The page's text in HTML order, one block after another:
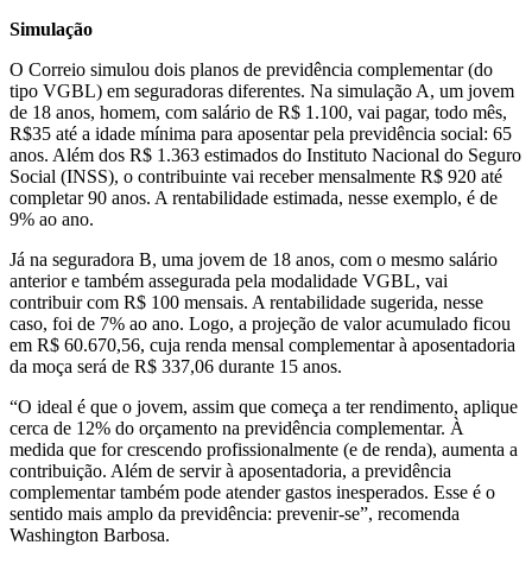
Simulação
O Correio simulou dois planos de previdência complementar (do
tipo VGBL) em seguradoras diferentes. Na simulação A, um jovem
de 18 anos, homem, com salário de R$ 1.100, vai pagar, todo mês,
R$35 até a idade mínima para aposentar pela previdência social: 65
anos. Além dos R$ 1.363 estimados do Instituto Nacional do Seguro
Social (INSS), o contribuinte vai receber mensalmente R$ 920 até
completar 90 anos. A rentabilidade estimada, nesse exemplo, é de
9% ao ano.
Já na seguradora B, uma jovem de 18 anos, com o mesmo salário
anterior e também assegurada pela modalidade VGBL, vai
contribuir com R$ 100 mensais. A rentabilidade sugerida, nesse
caso, foi de 7% ao ano. Logo, a projeção de valor acumulado ficou
em R$ 60.670,56, cuja renda mensal complementar à aposentadoria
da moça será de R$ 337,06 durante 15 anos.
“O ideal é que o jovem, assim que começa a ter rendimento, aplique
cerca de 12% do orçamento na previdência complementar. À
medida que for crescendo profissionalmente (e de renda), aumenta a
contribuição. Além de servir à aposentadoria, a previdência
complementar também pode atender gastos inesperados. Esse é o
sentido mais amplo da previdência: prevenir-se”, recomenda
Washington Barbosa.